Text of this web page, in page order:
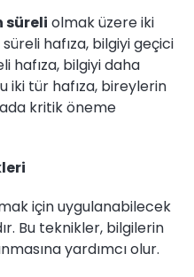
süreli olmak üzere iki
hafıza, bilgiyi geçici
hafıza, bilgiyi daha
iki tür hafıza, bireylerin
kritik öneme
için uygulanabilecek
Bu teknikler, bilgilerin
yardımcı olur.